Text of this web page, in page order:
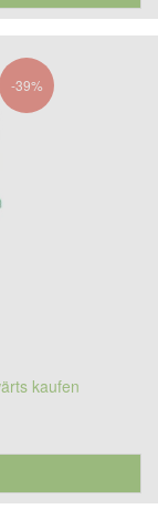
-39%
kaufen